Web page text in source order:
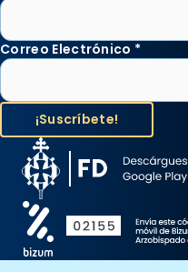
Correo Electrónico *